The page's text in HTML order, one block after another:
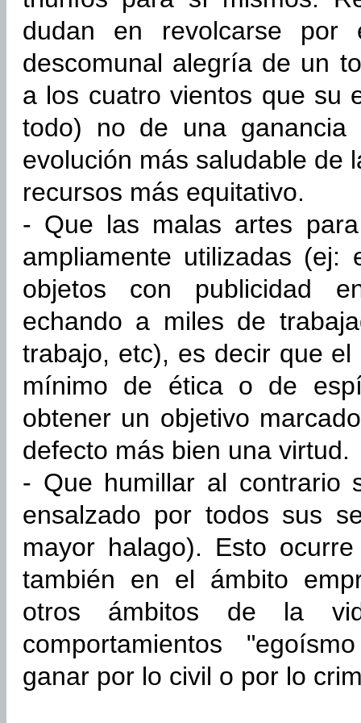
dudan en revolcarse
descomunal alegría de un
a los cuatro vientos que su
todo) no de una ganancia
evolución más saludable de
recursos más equitativo.
- Que las malas artes
ampliamente utilizadas (ej:
objetos con publicidad
echando a miles de
trabajo, etc), es decir que
mínimo de ética o de
obtener un objetivo
defecto más bien una virtud.
- Que humillar al contrario
ensalzado por todos sus
mayor halago). Esto
también en el ámbito
otros ámbitos de la
comportamientos
ganar por lo civil o por lo